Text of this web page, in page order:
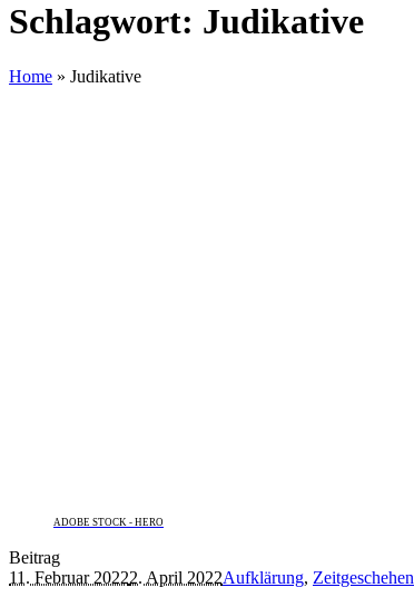
Schlagwort: Judikative
Home » Judikative
ADOBE STOCK - HERO
Beitrag
11. Februar 20222. April 2022Aufklärung, Zeitgeschehen